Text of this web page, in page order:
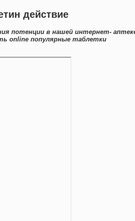
действие
потенции в нашей интернет-
online популярные таблетки